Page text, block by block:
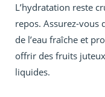
L’hydratation reste
repos. Assurez-vous
de l’eau fraîche et
offrir des fruits
liquides.